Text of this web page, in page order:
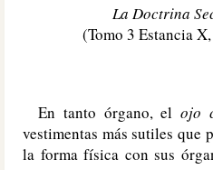
La Doctrina
(Tomo 3 Estancia
En tanto órgano, el ojo
vestimentas más sutiles que
la forma física con sus